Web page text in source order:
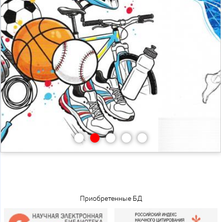
•••••
Приобретенные БД